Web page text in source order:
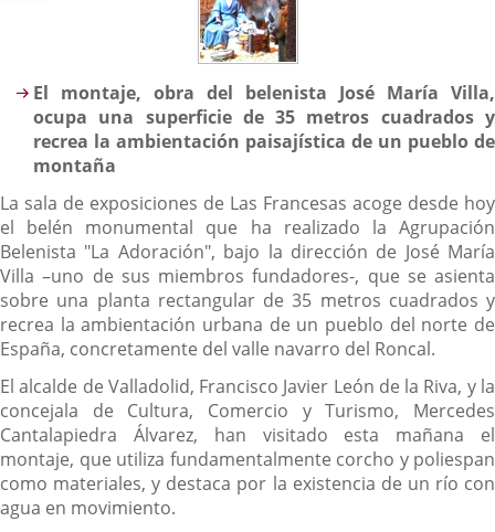
Descripción
El montaje, obra del belenista José María Villa,
ocupa una superficie de 35 metros cuadrados y
recrea la ambientación paisajística de un pueblo de
montaña
La sala de exposiciones de Las Francesas acoge desde hoy
el belén monumental que ha realizado la Agrupación
Belenista "La Adoración", bajo la dirección de José María
Villa –uno de sus miembros fundadores-, que se asienta
sobre una planta rectangular de 35 metros cuadrados y
recrea la ambientación urbana de un pueblo del norte de
España, concretamente del valle navarro del Roncal.
El alcalde de Valladolid, Francisco Javier León de la Riva, y la
concejala de Cultura, Comercio y Turismo, Mercedes
Cantalapiedra Álvarez, han visitado esta mañana el
montaje, que utiliza fundamentalmente corcho y poliespan
como materiales, y destaca por la existencia de un río con
agua en movimiento.